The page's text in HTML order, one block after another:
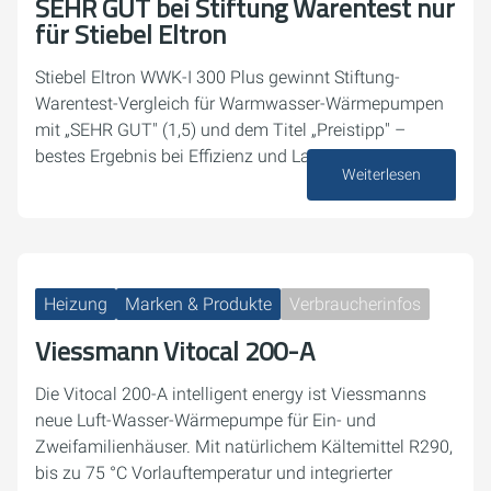
für Stiebel Eltron
Stiebel Eltron WWK-I 300 Plus gewinnt Stiftung-
Warentest-Vergleich für Warmwasser-Wärmepumpen
mit „SEHR GUT" (1,5) und dem Titel „Preistipp" –
bestes Ergebnis bei Effizienz und Lautstärke.
Weiterlesen
Heizung Marken & Produkte Verbraucherinfos
Viessmann Vitocal 200-A
Die Vitocal 200-A intelligent energy ist Viessmanns
neue Luft-Wasser-Wärmepumpe für Ein- und
Zweifamilienhäuser. Mit natürlichem Kältemittel R290,
bis zu 75 °C Vorlauftemperatur und integrierter